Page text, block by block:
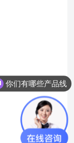
你们有哪些产品线